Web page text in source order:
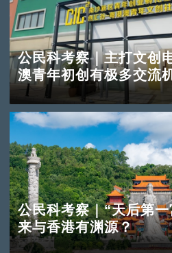
公民科考察｜主打文创
澳青年初创有极多交流
公民科考察｜“天后第
来与香港有渊源？